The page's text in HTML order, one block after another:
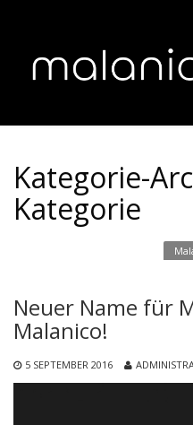
Kategorie-
Kategorie
Neuer Name für
Malanico!
5 SEPTEMBER 2016